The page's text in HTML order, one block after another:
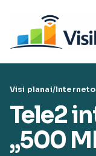
turinio
Visi planai/Interneto
Tele2
„500